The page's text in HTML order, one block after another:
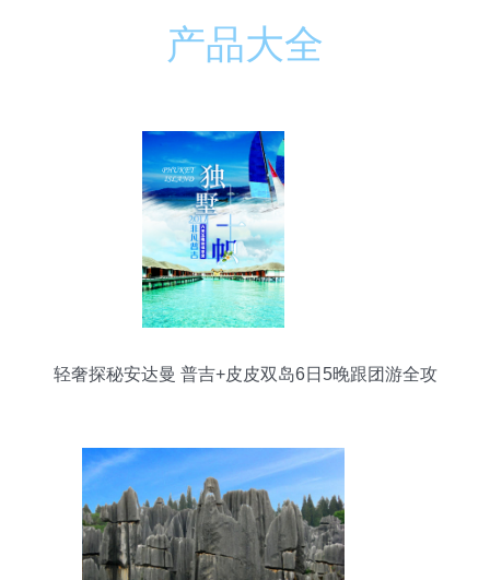
产品大全
轻奢探秘安达曼 普吉+皮皮双岛6日5晚跟团游全攻